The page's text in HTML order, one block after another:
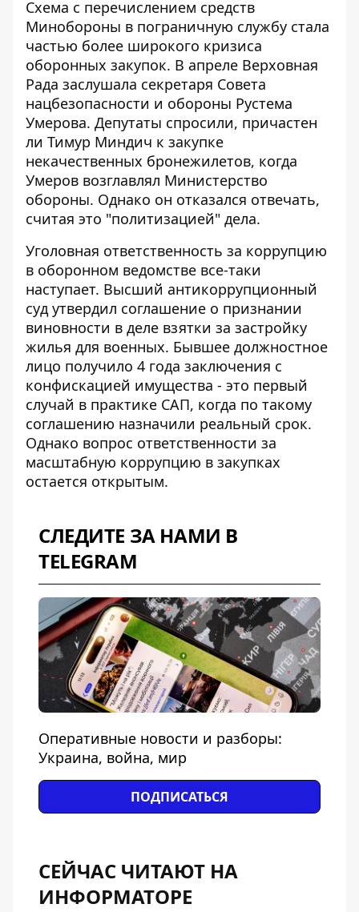
Схема с перечислением средств
Минобороны в пограничную службу стала
частью более широкого кризиса
оборонных закупок. В апреле Верховная
Рада заслушала секретаря Совета
нацбезопасности и обороны Рустема
Умерова. Депутаты спросили, причастен
ли Тимур Миндич к закупке
некачественных бронежилетов, когда
Умеров возглавлял Министерство
обороны. Однако он отказался отвечать,
считая это "политизацией" дела.
Уголовная ответственность за коррупцию
в оборонном ведомстве все-таки
наступает. Высший антикоррупционный
суд утвердил соглашение о признании
виновности в деле взятки за застройку
жилья для военных. Бывшее должностное
лицо получило 4 года заключения с
конфискацией имущества - это первый
случай в практике САП, когда по такому
соглашению назначили реальный срок.
Однако вопрос ответственности за
масштабную коррупцию в закупках
остается открытым.
СЛЕДИТЕ ЗА НАМИ В
TELEGRAM
Оперативные новости и разборы:
Украина, война, мир
ПОДПИСАТЬСЯ
СЕЙЧАС ЧИТАЮТ НА
ИНФОРМАТОРЕ